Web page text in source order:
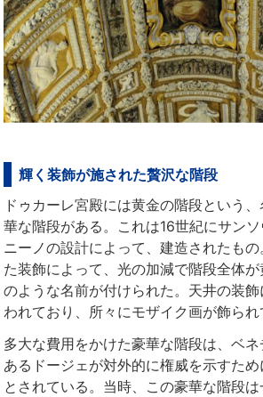
輝く装飾が施された贅沢な階段
ドゥカーレ宮殿には黄金の階段という
華な階段がある。これは16世紀にサン
ニーノの設計によって、建造されたも
た装飾によって、光の加減で階段全体
のような名前が付けられた。天井の装
われており、所々にモザイク画が飾られ
多大な費用をかけた豪華な階段は、ベ
あるドージェが対外的に権威を示すた
とされている。当時、この豪華な階段